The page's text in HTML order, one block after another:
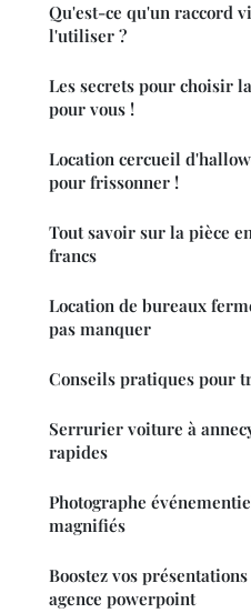
Qu'est-ce qu'un raccord
l'utiliser ?
Les secrets pour choisir
pour vous !
Location cercueil
pour frissonner !
Tout savoir sur la pièce
francs
Location de bureaux
pas manquer
Conseils pratiques pour
Serrurier voiture à
rapides
Photographe
magnifiés
Boostez vos
agence powerpoint